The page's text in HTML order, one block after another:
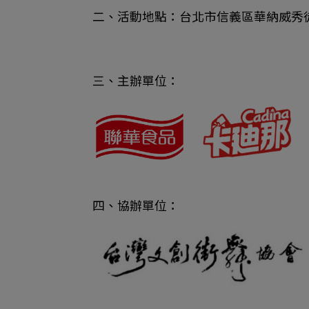
二、活動地點：台北市信義區華納威秀
三、主辦單位：
四、協辦單位：